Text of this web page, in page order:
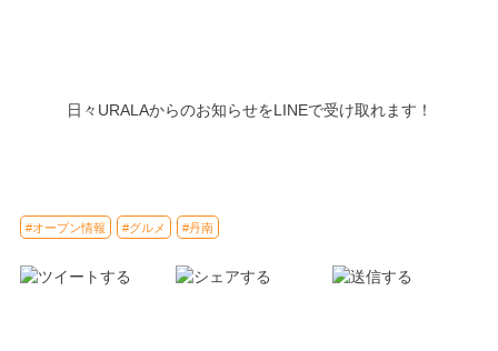
日々URALAからのお知らせをLINEで受け取れます！
#オープン情報 #グルメ #丹南